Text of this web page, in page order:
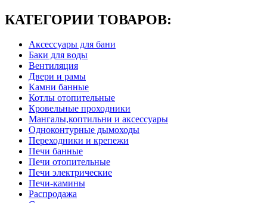
КАТЕГОРИИ ТОВАРОВ:
Аксессуары для бани
Баки для воды
Вентиляция
Двери и рамы
Камни банные
Котлы отопительные
Кровельные проходники
Мангалы,коптильни и аксессуары
Одноконтурные дымоходы
Переходники и крепежи
Печи банные
Печи отопительные
Печи электрические
Печи-камины
Распродажа